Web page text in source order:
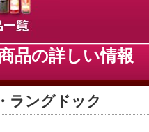
品の詳しい情
ラングドック